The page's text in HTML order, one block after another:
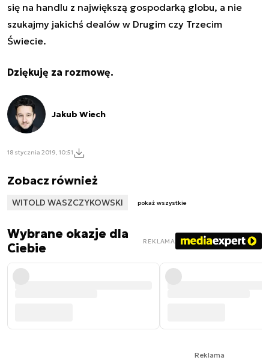
się na handlu z największą gospodarką globu, a nie
szukajmy jakichś dealów w Drugim czy Trzecim
Świecie.
Dziękuję za rozmowę.
Jakub Wiech
18 stycznia 2019, 10:51
Zobacz również
WITOLD WASZCZYKOWSKI pokaż wszystkie
Wybrane okazje dla
Ciebie
REKLAMA
Reklama